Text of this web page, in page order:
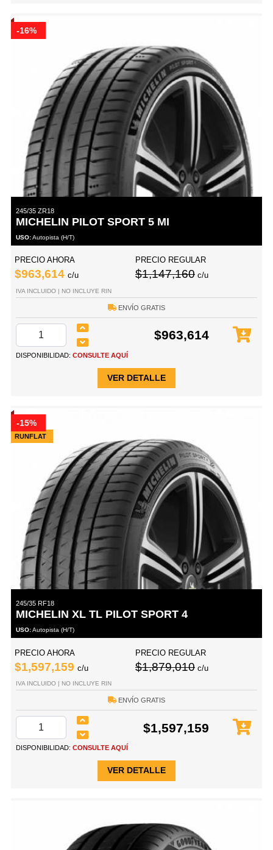
-16%
245/35 ZR18
MICHELIN PILOT SPORT 5 MI
USO:Autopista (H/T)
PRECIO AHORA
$963,614 c/u
PRECIO REGULAR
$1,147,160 c/u
IVA INCLUIDO | NO INCLUYE RIN
ENVÍO GRATIS
$963,614
DISPONIBILIDAD: CONSULTE AQUÍ
VER DETALLE
RUNFLAT
-15%
245/35 RF18
MICHELIN XL TL PILOT SPORT 4
USO:Autopista (H/T)
PRECIO AHORA
$1,597,159 c/u
PRECIO REGULAR
$1,879,010 c/u
IVA INCLUIDO | NO INCLUYE RIN
ENVÍO GRATIS
$1,597,159
DISPONIBILIDAD: CONSULTE AQUÍ
VER DETALLE